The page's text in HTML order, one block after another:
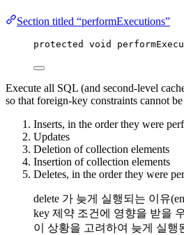
Section titled “performExecutions”
protected void
Execute all SQL (and second-level
so that foreign-key constraints cannot
Inserts, in the order they were
Updates
Deletion of collection elements
Insertion of collection elements
Deletes, in the order they were
delete 가 늦게 실행되는 이유
key 제약 조건에 영향을 받을
이 상황을 고려하여 늦게 실행